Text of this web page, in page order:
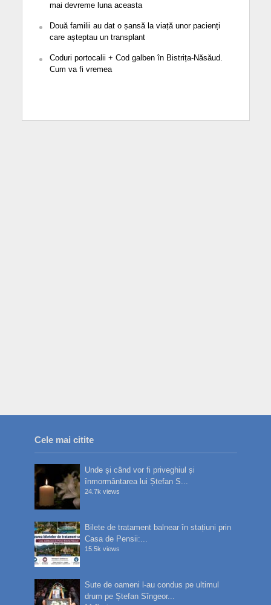
mai devreme luna aceasta
Două familii au dat o șansă la viață unor pacienți
care așteptau un transplant
Coduri portocalii + Cod galben în Bistrița-Năsăud.
Cum va fi vremea
Cele mai citite
Unde și când vor fi priveghiul și
înmormântarea lui Ștefan S...
24.7k views
Bilete de tratament balnear în stațiuni prin
Casa de Pensii:...
15.5k views
Sute de oameni l-au condus pe ultimul
drum pe Ștefan Sîngeor...